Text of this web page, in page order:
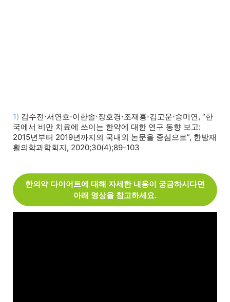
1) 김수전⋅서연호⋅이한솔⋅장호경⋅조재흥⋅김고운⋅송미연, “한
국에서 비만 치료에 쓰이는 한약에 대한 연구 동향 보고:
2015년부터 2019년까지의 국내외 논문을 중심으로”, 한방재
활의학과학회지, 2020;30(4);89-103
한의약 다이어트에 대해 자세한 내용이 궁금하시다면
아래 영상을 참고하세요.